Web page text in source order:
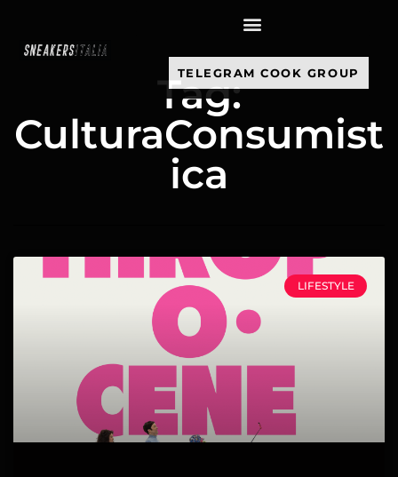
TELEGRAM COOK GROUP
Tag:
CulturaConsumist
ica
LIFESTYLE